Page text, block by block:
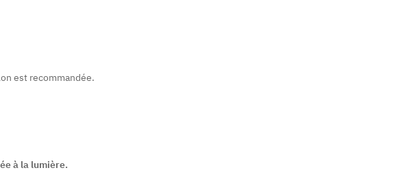
est recommandée.
à la lumière.